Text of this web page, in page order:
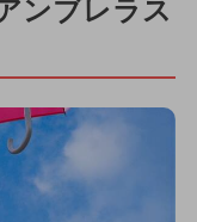
ンブレラス